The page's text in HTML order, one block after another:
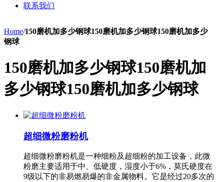
联系我们
Home/150磨机加多少钢球150磨机加多少钢球150磨机加多少
钢球
150磨机加多少钢球150磨机加
多少钢球150磨机加多少钢球
超细微粉磨粉机
超细微粉磨粉机是一种细粉及超细粉的加工设备，此微
粉磨主要适用于中、低硬度，湿度小于6%，莫氏硬度在
9级以下的非易燃易爆的非金属物料。它是经过20多次的